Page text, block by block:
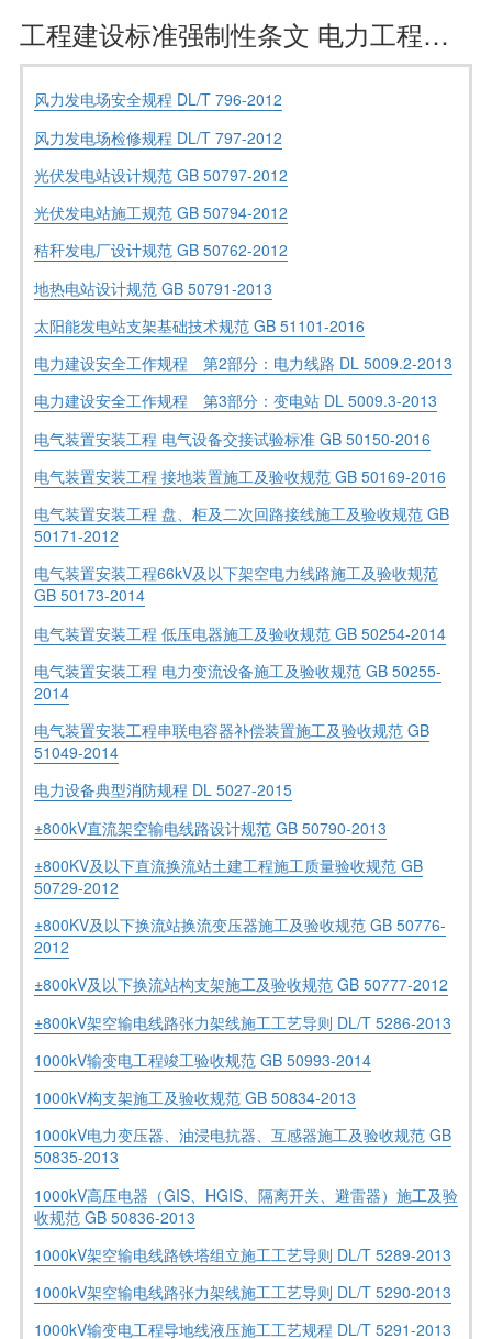
工程建设标准强制性条文 电力工程部分 风力发电工程及新能源发电工程
风力发电场安全规程 DL/T 796-2012
风力发电场检修规程 DL/T 797-2012
光伏发电站设计规范 GB 50797-2012
光伏发电站施工规范 GB 50794-2012
秸秆发电厂设计规范 GB 50762-2012
地热电站设计规范 GB 50791-2013
太阳能发电站支架基础技术规范 GB 51101-2016
电力建设安全工作规程 第2部分：电力线路 DL 5009.2-2013
电力建设安全工作规程 第3部分：变电站 DL 5009.3-2013
电气装置安装工程 电气设备交接试验标准 GB 50150-2016
电气装置安装工程 接地装置施工及验收规范 GB 50169-2016
电气装置安装工程 盘、柜及二次回路接线施工及验收规范 GB
50171-2012
电气装置安装工程66kV及以下架空电力线路施工及验收规范
GB 50173-2014
电气装置安装工程 低压电器施工及验收规范 GB 50254-2014
电气装置安装工程 电力变流设备施工及验收规范 GB 50255-
2014
电气装置安装工程串联电容器补偿装置施工及验收规范 GB
51049-2014
电力设备典型消防规程 DL 5027-2015
±800kV直流架空输电线路设计规范 GB 50790-2013
±800KV及以下直流换流站土建工程施工质量验收规范 GB
50729-2012
±800KV及以下换流站换流变压器施工及验收规范 GB 50776-
2012
±800kV及以下换流站构支架施工及验收规范 GB 50777-2012
±800kV架空输电线路张力架线施工工艺导则 DL/T 5286-2013
1000kV输变电工程竣工验收规范 GB 50993-2014
1000kV构支架施工及验收规范 GB 50834-2013
1000kV电力变压器、油浸电抗器、互感器施工及验收规范 GB
50835-2013
1000kV高压电器（GIS、HGIS、隔离开关、避雷器）施工及验
收规范 GB 50836-2013
1000kV架空输电线路铁塔组立施工工艺导则 DL/T 5289-2013
1000kV架空输电线路张力架线施工工艺导则 DL/T 5290-2013
1000kV输变电工程导地线液压施工工艺规程 DL/T 5291-2013